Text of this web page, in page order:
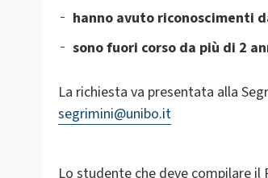
hanno avuto riconoscimenti
sono fuori corso da più di 2
La richiesta va presentata alla
segrimini@unibo.it
Lo studente che deve compilare